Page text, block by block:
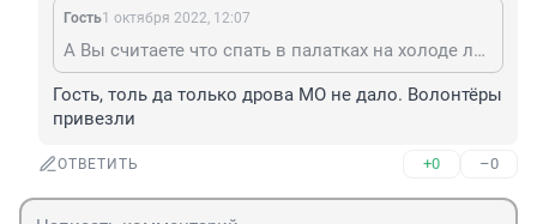
Гость1 октября 2022, 12:07
А Вы считаете что спать в палатках на холоде лучше ? Буржуйка даёт тепло , но до тех пор пока топишь.
Гость, толь да только дрова МО не дало. Волонтёры
привезли
ОТВЕТИТЬ +0 –0